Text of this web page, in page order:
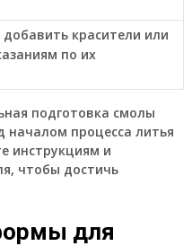
красители или
по их
подготовка смолы
процесса литья
инструкциям и
чтобы достичь
для